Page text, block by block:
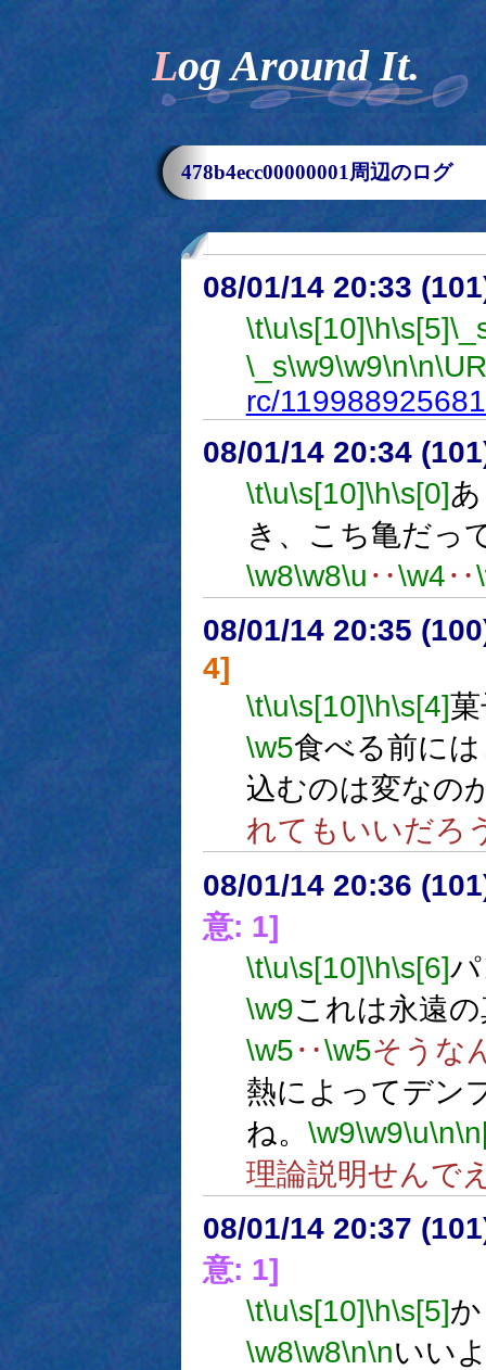
Log Around It.
478b4ecc00000001周辺のログ
08/01/14 20:33
\t\u\s[10]\h\s[5]
\_s\w9\w9\n\n
rc/
08/01/14 20:34
\t\u\s[10]\h\s[0]
き、こち亀だっ
\w8\w8\u ‥\w4‥
08/01/14 20:35
4]
\t\u\s[10]\h\s[4]
\w5食べる前に
込むのは変なの
れてもいいだろ
08/01/14 20:36
意: 1]
\t\u\s[10]\h\s[6]
\w9これは永遠
\w5‥\w5そうな
熱によってデン
ね。 \w9\w9\u\n
理論説明せんで
08/01/14 20:37
意: 1]
\t\u\s[10]\h\s[5]
\w8\w8\n\nいい